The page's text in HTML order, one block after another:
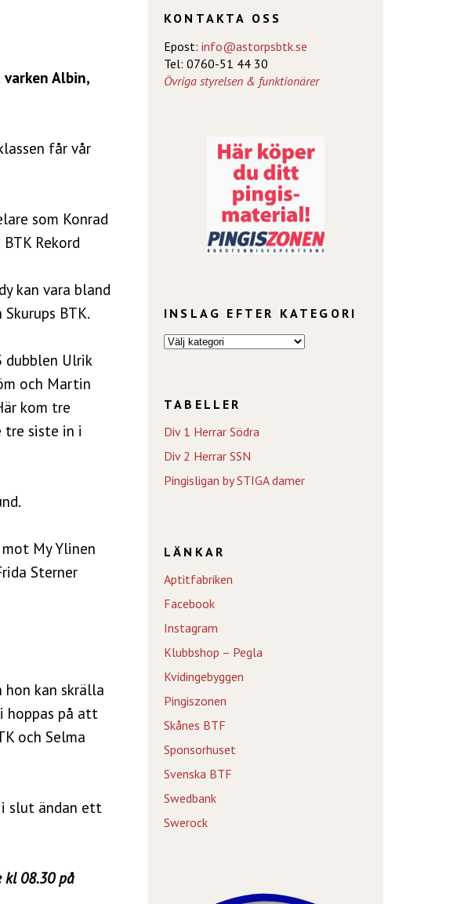
Albin,
får vår
som Konrad
Rekord
kan vara bland
BTK.
dubblen Ulrik
och Martin
kom tre
tre siste in i
My Ylinen
Sterner
hon kan skrälla
hoppas på att
och Selma
slut ändan ett
kl 08.30 på
KONTAKTA OSS
Epost: info@astorpsbtk.se
Tel: 0760-51 44 30
Övriga styrelsen & funktionärer
INSLAG EFTER KATEGORI
TABELLER
Div 1 Herrar Södra
Div 2 Herrar SSN
Pingisligan by STIGA damer
LÄNKAR
Aptitfabriken
Facebook
Instagram
Klubbshop – Pegla
Kvidingebyggen
Pingiszonen
Skånes BTF
Sponsorhuset
Svenska BTF
Swedbank
Swerock